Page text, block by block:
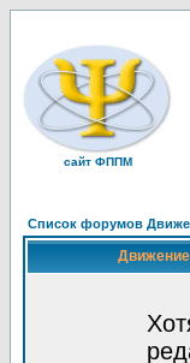
сайт ФППМ
Список форумов
Движение